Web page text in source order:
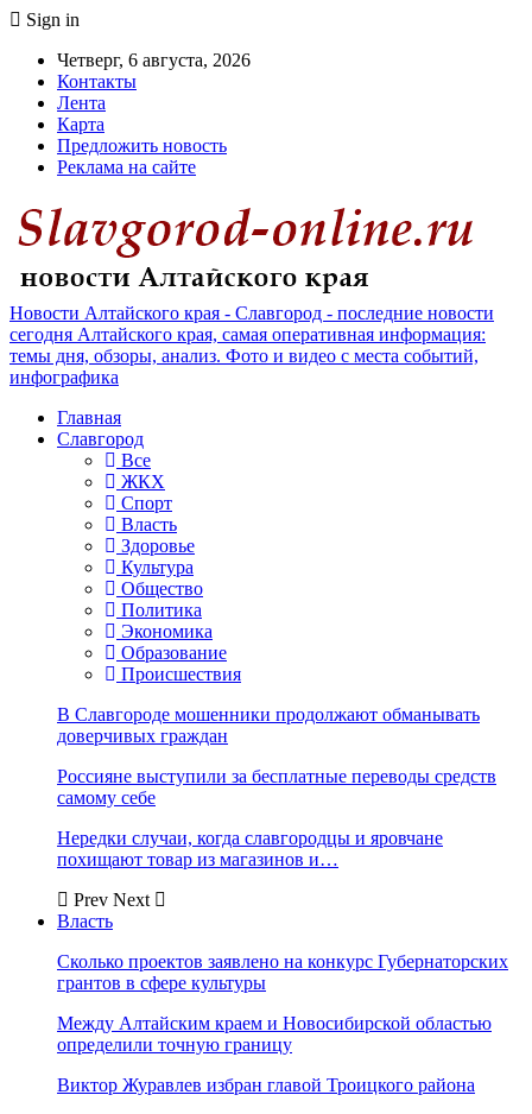
Sign in
Четверг, 6 августа, 2026
Контакты
Лента
Карта
Предложить новость
Реклама на сайте
Новости Алтайского края - Славгород - последние новости
сегодня Алтайского края, самая оперативная информация:
темы дня, обзоры, анализ. Фото и видео с места событий,
инфографика
Главная
Славгород
Все
ЖКХ
Спорт
Власть
Здоровье
Культура
Общество
Политика
Экономика
Образование
Происшествия
В Славгороде мошенники продолжают обманывать
доверчивых граждан
Россияне выступили за бесплатные переводы средств
самому себе
Нередки случаи, когда славгородцы и яровчане
похищают товар из магазинов и…
Prev Next
Власть
Сколько проектов заявлено на конкурс Губернаторских
грантов в сфере культуры
Между Алтайским краем и Новосибирской областью
определили точную границу
Виктор Журавлев избран главой Троицкого района